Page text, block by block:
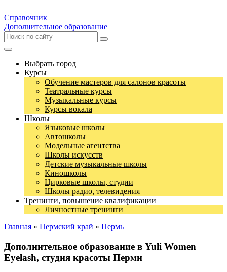
Справочник
Дополнительное образование
Выбрать город
Курсы
Обучение мастеров для салонов красоты
Театральные курсы
Музыкальные курсы
Курсы вокала
Школы
Языковые школы
Автошколы
Модельные агентства
Школы искусств
Детские музыкальные школы
Киношколы
Цирковые школы, студии
Школы радио, телевидения
Тренинги, повышение квалификации
Личностные тренинги
Главная » Пермский край » Пермь
Дополнительное образование в Yuli Women
Eyelash, студия красоты Перми